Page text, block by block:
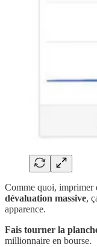
Comme quoi, imprimer
dévaluation massive,
apparence.
Fais tourner la
millionnaire en bourse.